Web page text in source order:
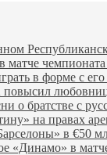
в форме с
о братстве с
на правах
в €50
«Динамо» в